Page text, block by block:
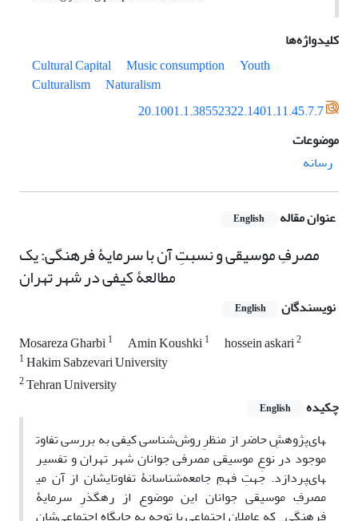
کلیدواژه‌ها
Cultural Capital
Music consumption
Youth
Culturalism
Naturalism
20.1001.1.38552322.1401.11.45.7.7
موضوعات
رسانه
عنوان مقاله English
مصرفِ موسیقی و نسبتِ آن با سرمایۀ فرهنگی: یک
مطالعۀ کیفی در شهر تهران
نویسندگان English
Mosareza Gharbi1 Amin Koushki1 hossein askari2
1Hakim Sabzevari University
2Tehran University
چکیده
English
پژوهشِ حاضر از منظرِ روش‌شناسی کیفی به بررسی تفاوت‎های
موجود در نوعِ موسیقی مصرفی جوانان شهر تهران و تفسیر
ایشان از آن می‎پردازد. جهتِ فهمِ جامعه‌شناسانۀ تفاوت‎های
مصرفِ موسیقی جوانان این موضوع از رهگذرِ سرمایۀ
فرهنگی_ که عاملانِ اجتماعی با توجه به جایگاه اجتماعی‌شان